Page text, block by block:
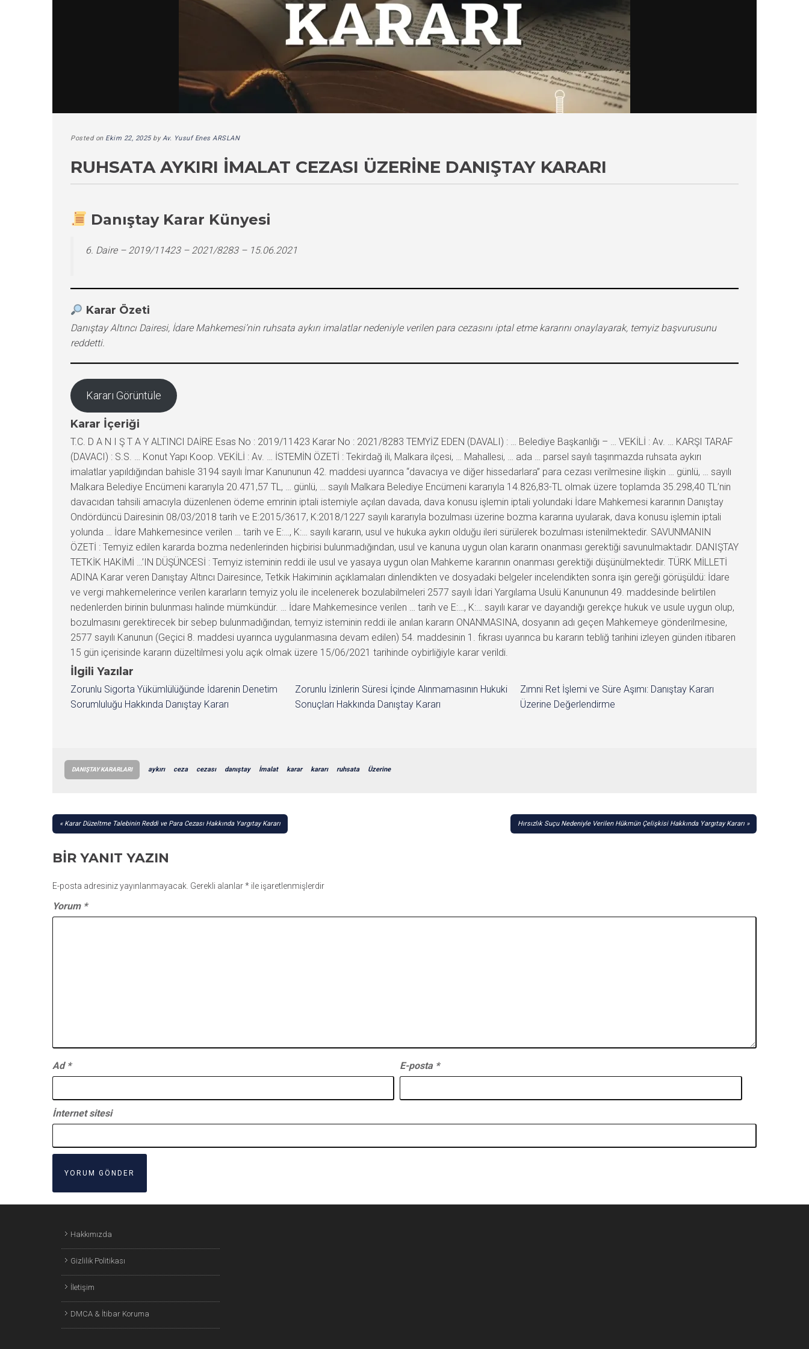
Posted on Ekim 22, 2025byAv. Yusuf Enes ARSLAN
RUHSATA AYKIRI İMALAT CEZASI ÜZERINE DANIŞTAY KARARI
Danıştay Karar Künyesi
6. Daire – 2019/11423 – 2021/8283 – 15.06.2021
Karar Özeti
Danıştay Altıncı Dairesi, İdare Mahkemesi’nin ruhsata aykırı imalatlar nedeniyle verilen para cezasını iptal etme kararını onaylayarak, temyiz başvurusunu
reddetti.
Kararı Görüntüle
Karar İçeriği
T.C. D A N I Ş T A Y ALTINCI DAİRE Esas No : 2019/11423 Karar No : 2021/8283 TEMYİZ EDEN (DAVALI) : … Belediye Başkanlığı – … VEKİLİ : Av. … KARŞI TARAF
(DAVACI) : S.S. … Konut Yapı Koop. VEKİLİ : Av. … İSTEMİN ÖZETİ : Tekirdağ ili, Malkara ilçesi, … Mahallesi, … ada … parsel sayılı taşınmazda ruhsata aykırı
imalatlar yapıldığından bahisle 3194 sayılı İmar Kanununun 42. maddesi uyarınca “davacıya ve diğer hissedarlara” para cezası verilmesine ilişkin … günlü, … sayılı
Malkara Belediye Encümeni kararıyla 20.471,57 TL, … günlü, … sayılı Malkara Belediye Encümeni kararıyla 14.826,83-TL olmak üzere toplamda 35.298,40 TL’nin
davacıdan tahsili amacıyla düzenlenen ödeme emrinin iptali istemiyle açılan davada, dava konusu işlemin iptali yolundaki İdare Mahkemesi kararının Danıştay
Ondördüncü Dairesinin 08/03/2018 tarih ve E:2015/3617, K:2018/1227 sayılı kararıyla bozulması üzerine bozma kararına uyularak, dava konusu işlemin iptali
yolunda … İdare Mahkemesince verilen … tarih ve E:…, K:… sayılı kararın, usul ve hukuka aykırı olduğu ileri sürülerek bozulması istenilmektedir. SAVUNMANIN
ÖZETİ : Temyiz edilen kararda bozma nedenlerinden hiçbirisi bulunmadığından, usul ve kanuna uygun olan kararın onanması gerektiği savunulmaktadır. DANIŞTAY
TETKİK HAKİMİ …’IN DÜŞÜNCESİ : Temyiz isteminin reddi ile usul ve yasaya uygun olan Mahkeme kararının onanması gerektiği düşünülmektedir. TÜRK MİLLETİ
ADINA Karar veren Danıştay Altıncı Dairesince, Tetkik Hakiminin açıklamaları dinlendikten ve dosyadaki belgeler incelendikten sonra işin gereği görüşüldü: İdare
ve vergi mahkemelerince verilen kararların temyiz yolu ile incelenerek bozulabilmeleri 2577 sayılı İdari Yargılama Usulü Kanununun 49. maddesinde belirtilen
nedenlerden birinin bulunması halinde mümkündür. … İdare Mahkemesince verilen … tarih ve E:…, K:… sayılı karar ve dayandığı gerekçe hukuk ve usule uygun olup,
bozulmasını gerektirecek bir sebep bulunmadığından, temyiz isteminin reddi ile anılan kararın ONANMASINA, dosyanın adı geçen Mahkemeye gönderilmesine,
2577 sayılı Kanunun (Geçici 8. maddesi uyarınca uygulanmasına devam edilen) 54. maddesinin 1. fıkrası uyarınca bu kararın tebliğ tarihini izleyen günden itibaren
15 gün içerisinde kararın düzeltilmesi yolu açık olmak üzere 15/06/2021 tarihinde oybirliğiyle karar verildi.
İlgili Yazılar
Zorunlu Sigorta Yükümlülüğünde İdarenin Denetim
Sorumluluğu Hakkında Danıştay Kararı
Zorunlu İzinlerin Süresi İçinde Alınmamasının Hukuki
Sonuçları Hakkında Danıştay Kararı
Zımni Ret İşlemi ve Süre Aşımı: Danıştay Kararı
Üzerine Değerlendirme
DANIŞTAY KARARLARI aykırı ceza cezası danıştay İmalat karar kararı ruhsata Üzerine
YAZI
Karar Düzeltme Talebinin Reddi ve Para Cezası Hakkında Yargıtay Kararı Hırsızlık Suçu Nedeniyle Verilen Hükmün Çelişkisi Hakkında Yargıtay Kararı
BIR YANIT YAZIN
E-posta adresiniz yayınlanmayacak. Gerekli alanlar* ile işaretlenmişlerdir
Yorum *
Ad * E-posta *
İnternet sitesi
Hakkımızda
Gizlilik Politikası
İletişim
DMCA & İtibar Koruma